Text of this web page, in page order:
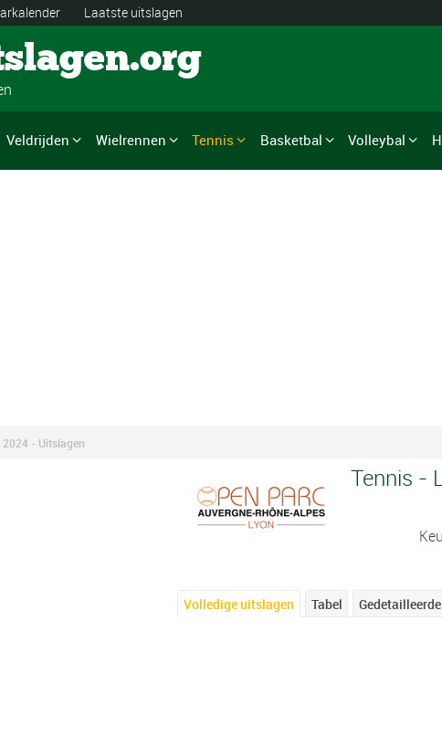
Laatste uitslagen
Veldrijden Wielrennen Tennis Basketbal Volleybal
2024 - Uitslagen
Tennis -
Volledige uitslagen Tabel